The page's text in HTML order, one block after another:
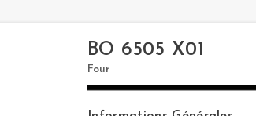
BO 6505 X01
Four